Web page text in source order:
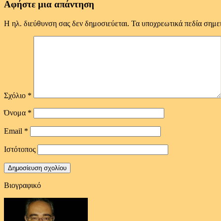
Αφήστε μια απάντηση
Η ηλ. διεύθυνση σας δεν δημοσιεύεται. Τα υποχρεωτικά πεδία
Σχόλιο *
Όνομα *
Email *
Ιστότοπος
Βιογραφικό